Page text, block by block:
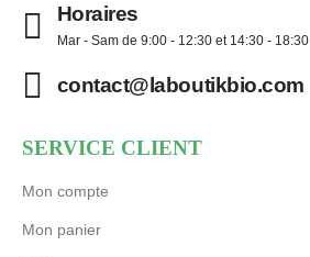
Horaires
Mar - Sam de 9:00 - 12:30 et 14:30 - 18:30
contact@laboutikbio.com
SERVICE CLIENT
Mon compte
Mon panier